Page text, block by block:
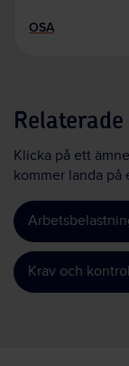
OSA
Klicka på ett
kommer landa på
Krav och